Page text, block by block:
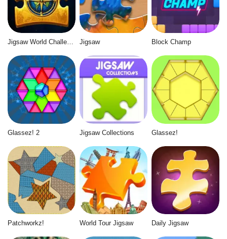
Jigsaw World Challenge Jigsaw Block Champ
Glassez! 2 Jigsaw Collections Glassez!
Patchworkz! World Tour Jigsaw Daily Jigsaw